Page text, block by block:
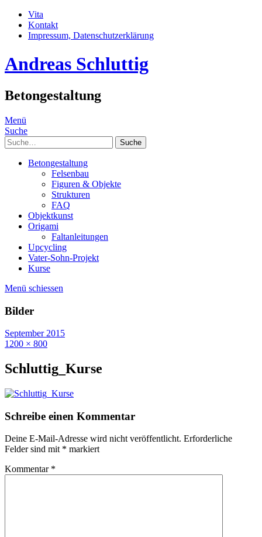
Vita
Kontakt
Impressum, Datenschutzerklärung
Andreas Schluttig
Betongestaltung
Menü
Suche
Suche
Betongestaltung
Felsenbau
Figuren & Objekte
Strukturen
FAQ
Objektkunst
Origami
Faltanleitungen
Upcycling
Vater-Sohn-Projekt
Kurse
Menü schiessen
Bilder
September 2015
1200 × 800
Schluttig_Kurse
Schreibe einen Kommentar
Deine E-Mail-Adresse wird nicht veröffentlicht. Erforderliche
Felder sind mit * markiert
Kommentar *